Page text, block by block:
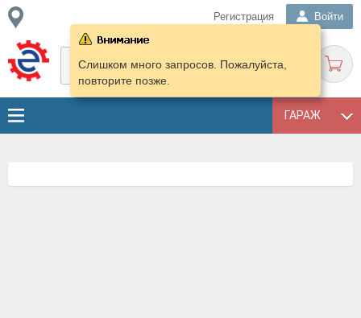
Регистрация Войти
ГАРАЖ
Слишком много запросов. Пожалуйста,
повторите позже.